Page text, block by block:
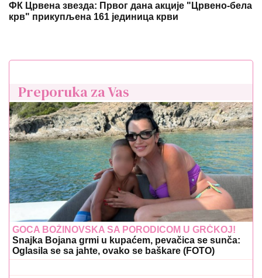
ФК Црвена звезда: Првог дана акције "Црвено-бела
крв" прикупљена 161 јединица крви
Preporuka za Vas
GOCA BOŽINOVSKA SA PORODICOM U GRČKOJ!
Snajka Bojana grmi u kupaćem, pevačica se sunča:
Oglasila se sa jahte, ovako se baškare (FOTO)